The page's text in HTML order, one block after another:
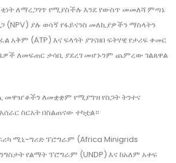
ለማረጋገጥ የሚያስችሉ እንደ የውስጥ መመለሻ ምጣኔ
(NPV) ያሉ ወሳኝ የፋይናንስ መለኪያዎችን ማስላትን
አቅም (ATP) እና ፍላጎት ያገናዘበ ፍትሃዊ የታሪፍ ቀመር
ለመፍጠር ታሳቢ ያደረገ መሆኑንም ጨምረው ገልጸዋል
መዋዠቆችን ለመቋቋም የሚያግዝ የስጋት ትንተና
ስርአት በስልጠናው ተካቷል።
ሚኒ-ግሪድ ፕሮግራም (Africa Minigrids
የልማት ፕሮግራም (UNDP) እና ከአለም አቀፍ